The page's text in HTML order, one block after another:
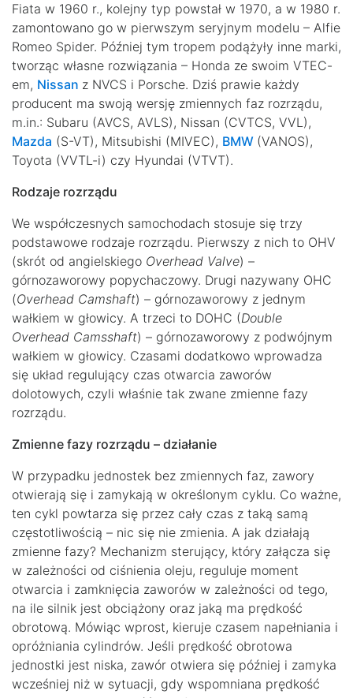
Fiata w 1960 r., kolejny typ powstał w 1970, a w 1980 r.
zamontowano go w pierwszym seryjnym modelu – Alfie
Romeo Spider. Później tym tropem podążyły inne marki,
tworząc własne rozwiązania – Honda ze swoim VTEC-
em, Nissan z NVCS i Porsche. Dziś prawie każdy
producent ma swoją wersję zmiennych faz rozrządu,
m.in.: Subaru (AVCS, AVLS), Nissan (CVTCS, VVL),
Mazda (S-VT), Mitsubishi (MIVEC), BMW (VANOS),
Toyota (VVTL-i) czy Hyundai (VTVT).
Rodzaje rozrządu
We współczesnych samochodach stosuje się trzy
podstawowe rodzaje rozrządu. Pierwszy z nich to OHV
(skrót od angielskiego Overhead Valve) –
górnozaworowy popychaczowy. Drugi nazywany OHC
(Overhead Camshaft) – górnozaworowy z jednym
wałkiem w głowicy. A trzeci to DOHC (Double
Overhead Camsshaft) – górnozaworowy z podwójnym
wałkiem w głowicy. Czasami dodatkowo wprowadza
się układ regulujący czas otwarcia zaworów
dolotowych, czyli właśnie tak zwane zmienne fazy
rozrządu.
Zmienne fazy rozrządu – działanie
W przypadku jednostek bez zmiennych faz, zawory
otwierają się i zamykają w określonym cyklu. Co ważne,
ten cykl powtarza się przez cały czas z taką samą
częstotliwością – nic się nie zmienia. A jak działają
zmienne fazy? Mechanizm sterujący, który załącza się
w zależności od ciśnienia oleju, reguluje moment
otwarcia i zamknięcia zaworów w zależności od tego,
na ile silnik jest obciążony oraz jaką ma prędkość
obrotową. Mówiąc wprost, kieruje czasem napełniania i
opróżniania cylindrów. Jeśli prędkość obrotowa
jednostki jest niska, zawór otwiera się później i zamyka
wcześniej niż w sytuacji, gdy wspomniana prędkość